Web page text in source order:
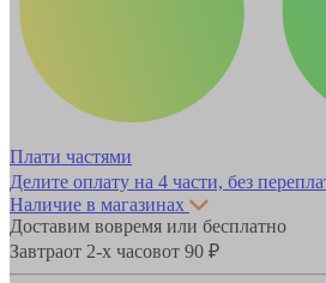
Плати частями
Делите оплату на 4 части, без
Наличие в магазинах
Доставим вовремя или бесплатно
Завтраот 2-х часовот 90 ₽